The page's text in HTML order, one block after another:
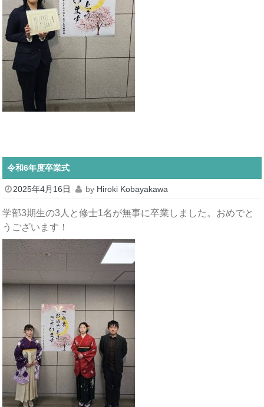
令和6年度卒業式
2025年4月16日 by Hiroki Kobayakawa
学部3期生の3人と修士1名が無事に卒業しました。おめでと
うございます！